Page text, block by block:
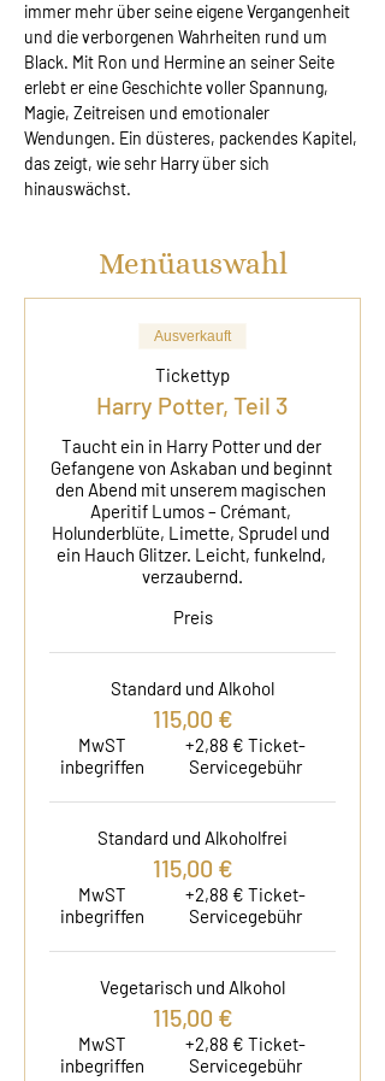
immer mehr über seine eigene Vergangenheit
und die verborgenen Wahrheiten rund um
Black. Mit Ron und Hermine an seiner Seite
erlebt er eine Geschichte voller Spannung,
Magie, Zeitreisen und emotionaler
Wendungen. Ein düsteres, packendes Kapitel,
das zeigt, wie sehr Harry über sich
hinauswächst.
Menüauswahl
Ausverkauft
Tickettyp
Harry Potter, Teil 3
Taucht ein in Harry Potter und der
Gefangene von Askaban und beginnt
den Abend mit unserem magischen
Aperitif Lumos – Crémant,
Holunderblüte, Limette, Sprudel und
ein Hauch Glitzer. Leicht, funkelnd,
verzaubernd.
Preis
Standard und Alkohol
115,00 €
MwST
inbegriffen
+2,88 € Ticket-
Servicegebühr
Standard und Alkoholfrei
115,00 €
MwST
inbegriffen
+2,88 € Ticket-
Servicegebühr
Vegetarisch und Alkohol
115,00 €
MwST
inbegriffen
+2,88 € Ticket-
Servicegebühr